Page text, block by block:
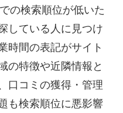
の検索順位が低いた
している人に見つけ
時間の表記がサイト
の特徴や近隣情報と
口コミの獲得・管理
も検索順位に悪影響